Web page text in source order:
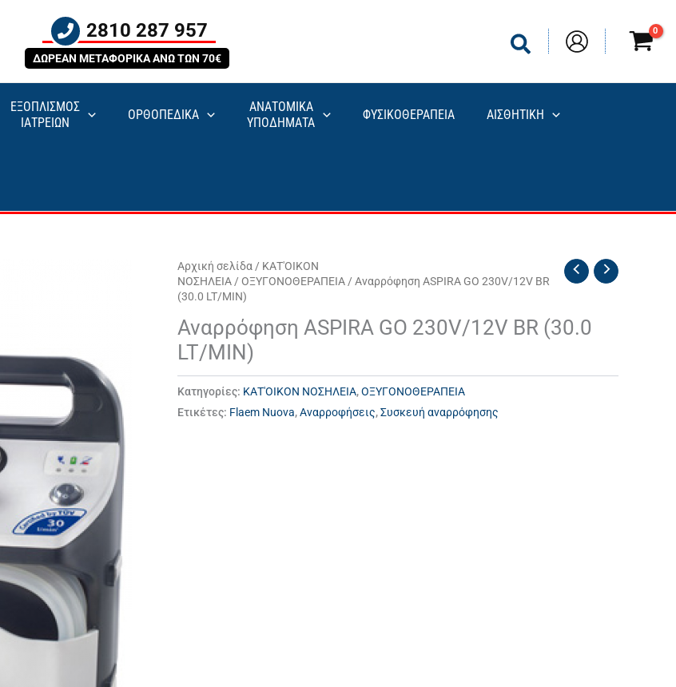
2810 287 957
ΔΩΡΕΑΝ ΜΕΤΑΦΟΡΙΚΑ ΑΝΩ ΤΩΝ 70€
ΕΞΟΠΛΙΣΜΟΣ
ΙΑΤΡΕΙΩΝ
ΟΡΘΟΠΕΔΙΚΑ
ΑΝΑΤΟΜΙΚΑ
ΥΠΟΔΗΜΑΤΑ
ΦΥΣΙΚΟΘΕΡΑΠΕΙΑ ΑΙΣΘΗΤΙΚΗ
Αρχική σελίδα / ΚΑΤ'ΟΙΚΟΝ
ΝΟΣΗΛΕΙΑ / ΟΞΥΓΟΝΟΘΕΡΑΠΕΙΑ / Αναρρόφηση ASPIRA GO 230V/12V BR
(30.0 LT/MIN)
Αναρρόφηση ASPIRA GO 230V/12V BR (30.0
LT/MIN)
Κατηγορίες: ΚΑΤ'ΟΙΚΟΝ ΝΟΣΗΛΕΙΑ,ΟΞΥΓΟΝΟΘΕΡΑΠΕΙΑ
Ετικέτες: Flaem Nuova,Αναρροφήσεις,Συσκευή αναρρόφησης